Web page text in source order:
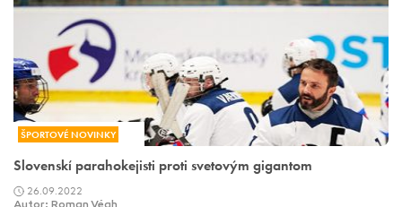
ŠPORTOVÉ NOVINKY
Slovenskí parahokejisti proti svetovým gigantom
26.09.2022